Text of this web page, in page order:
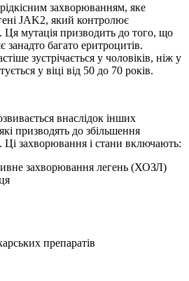
захворюванням, яке
JAK2, який контролює
Ця мутація призводить до того, що
занадто багато еритроцитів.
зустрічається у чоловіків, ніж у
у віці від 50 до 70 років.
внаслідок інших
призводять до збільшення
Ці захворювання і стани включають:
захворювання легень (ХОЗЛ)
препаратів